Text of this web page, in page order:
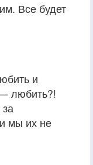
Все будет
и
любить?!
мы их не